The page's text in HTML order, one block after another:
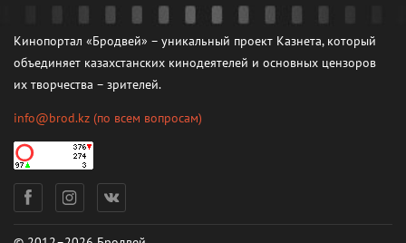
Кинопортал «Бродвей» – уникальный проект Казнета, который
объединяет казахстанских кинодеятелей и основных цензоров
их творчества – зрителей.
info@brod.kz (по всем вопросам)